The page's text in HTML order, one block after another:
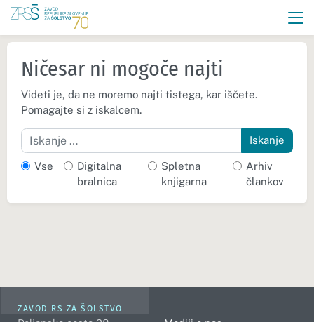
Ničesar ni mogoče najti
Videti je, da ne moremo najti tistega, kar iščete.
Pomagajte si z iskalcem.
Iskanje
Vse
Digitalna
bralnica
Spletna
knjigarna
Arhiv
člankov
ZAVOD RS ZA ŠOLSTVO